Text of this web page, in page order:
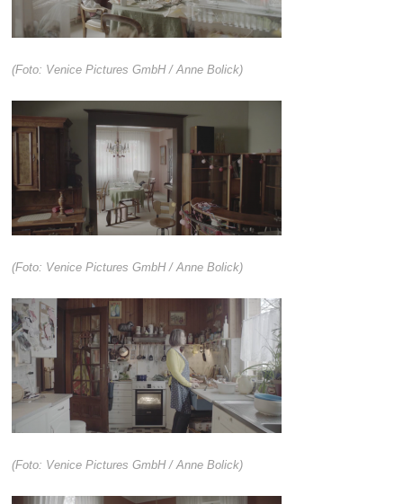
(Foto: Venice Pictures GmbH / Anne Bolick)
(Foto: Venice Pictures GmbH / Anne Bolick)
(Foto: Venice Pictures GmbH / Anne Bolick)